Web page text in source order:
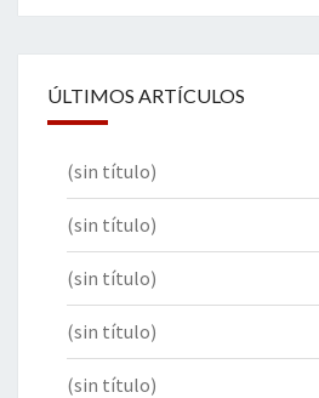
ÚLTIMOS ARTÍCULOS
(sin título)
(sin título)
(sin título)
(sin título)
(sin título)